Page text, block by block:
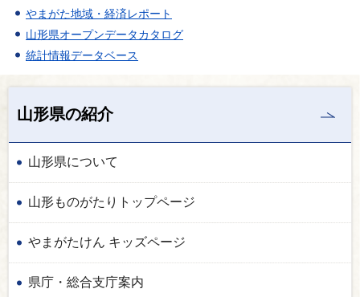
やまがた地域・経済レポート
山形県オープンデータカタログ
統計情報データベース
山形県の紹介
山形県について
山形ものがたりトップページ
やまがたけん キッズページ
県庁・総合支庁案内